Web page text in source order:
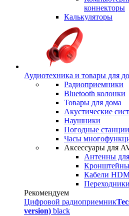
коннекторы
Калькуляторы
Аудиотехника и товары для
Радиоприемники
Bluetooth колонки
Товары для дома
Акустические
Наушники
Погодные
Часы
Аксессуары для
Антенны
Кабели
Рекомендуем
Цифровой радиоприемник
version) black